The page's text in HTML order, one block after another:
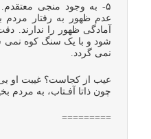
۵- به وجود منجی
عدم ظهور به رفتار
آمادگی ظهور را ندارند.
شود و با یک سنگ کوه
نمی گردد.
عیب از کجاست؟ غیبت او
چون ذاتا آفـتاب، به مردم
=========